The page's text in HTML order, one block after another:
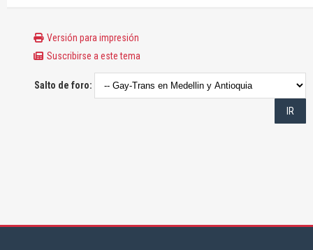
Versión para impresión
Suscribirse a este tema
Salto de foro: